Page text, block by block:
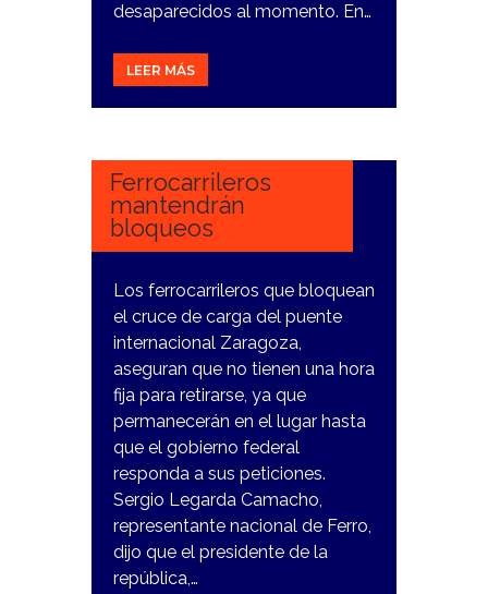
desaparecidos al momento. En…
LEER MÁS
14
Ferrocarrileros
mantendrán
bloqueos
Los ferrocarrileros que bloquean
el cruce de carga del puente
internacional Zaragoza,
aseguran que no tienen una hora
fija para retirarse, ya que
permanecerán en el lugar hasta
que el gobierno federal
responda a sus peticiones.
Sergio Legarda Camacho,
representante nacional de Ferro,
dijo que el presidente de la
república,…